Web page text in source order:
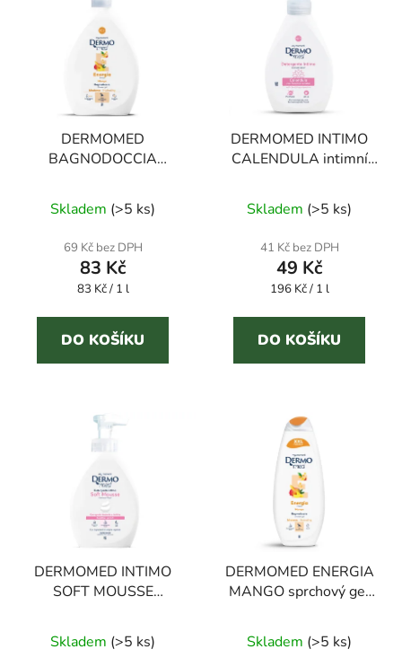
DERMOMED
BAGNODOCCIA
mango 1 l
Skladem (>5 ks)
69 Kč bez DPH
83 Kč
Měrná
83 Kč / 1 l
DO KOŠÍKU
DERMOMED INTIMO
CALENDULA intimní
Skladem (>5 ks)
41 Kč bez DPH
49 Kč
Měrná
196 Kč / 1 l
DO KOŠÍKU
DERMOMED INTIMO
SOFT MOUSSE
intímní pěna
Skladem (>5 ks)
DERMOMED ENERGIA
MANGO sprchový gel
Skladem (>5 ks)